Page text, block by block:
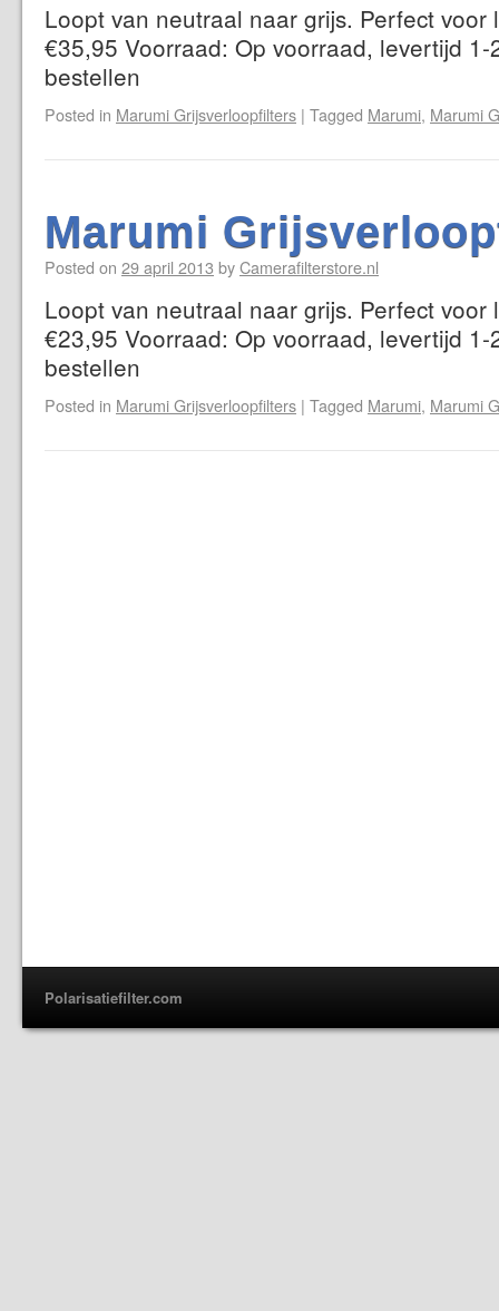
Loopt van neutraal naar grijs. Perfect voor
€35,95 Voorraad: Op voorraad, levertijd
bestellen
Posted in Marumi Grijsverloopfilters | Tagged Marumi, Marumi
Marumi
Posted on 29 april 2013 byCamerafilterstore.nl
Loopt van neutraal naar grijs. Perfect voor
€23,95 Voorraad: Op voorraad, levertijd
bestellen
Posted in Marumi Grijsverloopfilters | Tagged Marumi, Marumi
Polarisatiefilter.com